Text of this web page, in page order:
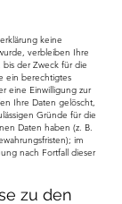
keine
verbleiben Ihre
der Zweck für die
ein berechtigtes
eine Einwilligung zur
Ihre Daten gelöscht,
Gründe für die
Daten haben (z. B.
im
nach Fortfall dieser
zu den